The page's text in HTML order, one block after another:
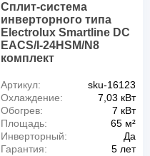
Сплит-система
инверторного типа
Electrolux Smartline DC
EACS/I-24HSM/N8
комплект
Артикул:
sku-16123
Охлаждение:
7,03 кВт
Обогрев:
7 кВт
Площадь:
65 м²
Инверторный:
Да
Гарантия:
5 лет